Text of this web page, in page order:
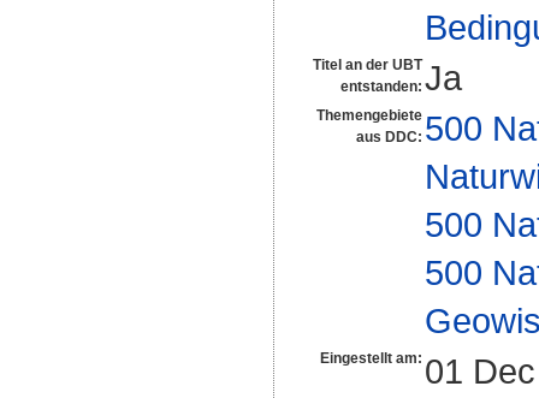
Titel an der UBT
entstanden: Ja
Themengebiete
aus DDC: 500
500
500
Eingestellt am: 01